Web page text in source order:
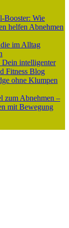
Booster: Wie
helfen Abnehmen
im Alltag
Dein intelligenter
Fitness Blog
ohne Klumpen
zum Abnehmen –
mit Bewegung